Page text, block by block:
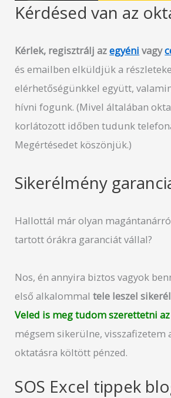
Kérdésed van az
Kérlek, regisztrálj azegyéni vagy
és emailben elküldjük a
elérhetőségünkkel együtt,
hívni fogunk. (Mivel általában
korlátozott időben tudunk
Megértésedet köszönjük.)
Sikerélmény
Hallottál már olyan
tartott órákra garanciát vállal?
Nos, én annyira biztos vagyok
első alkalommaltele leszel
Veled is meg tudom szerettetni
mégsem sikerülne, visszafizetem
oktatásra költött pénzed.
SOS Excel tippek